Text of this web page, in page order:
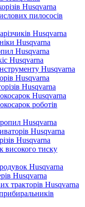
Husqvarna
пилососів
Husqvarna
Husqvarna
Husqvarna
Husqvarna
Husqvarna
Husqvarna
Husqvarna
Husqvarna
роботів
Husqvarna
Husqvarna
Husqvarna
високого тиску
Husqvarna
Husqvarna
тракторів Husqvarna